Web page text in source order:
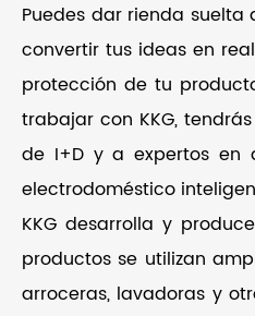
Puedes dar rienda
convertir tus ideas en
protección de tu
trabajar con KKG,
de I+D y a expertos en
electrodoméstico
KKG desarrolla y
productos se utilizan
arroceras, lavadoras y